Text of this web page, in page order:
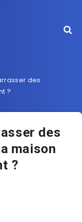
des
?
des
maison
?